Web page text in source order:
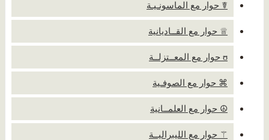
☤ حوار مع الماسونـيـة
♕ حوار مع القــاديانية
⌘ حوار مع الصوفـية
☮ حوار مع العلمــانية
⚚ حوار مع الليبراليــة